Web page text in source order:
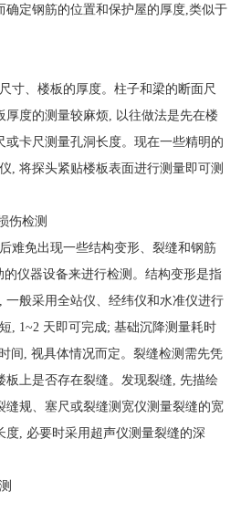
确定钢筋的位置和保护屋的厚度,类似于
寸、楼板的厚度。柱子和梁的断面尺
度的测量较麻烦, 以往做法是先在楼
卡尺测量孔洞长度。现在一些精明的
, 将探头紧贴楼板表面进行测量即可测
伤检测
难免出现一些结构变形、裂缝和钢筋
的仪器设备来进行检测。结构变形是指
一般采用全站仪、经纬仪和水准仪进行
, 1~2 天即可完成; 基础沉降测量耗时
间, 视具体情况而定。裂缝检测需先凭
板上是否存在裂缝。发现裂缝, 先描绘
缝规、塞尺或裂缝测宽仪测量裂缝的宽
度, 必要时采用超声仪测量裂缝的深